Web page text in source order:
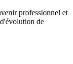
professionnel et
de